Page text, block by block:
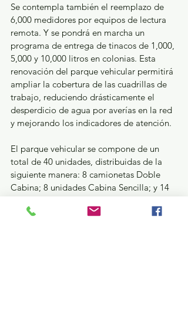
Se contempla también el reemplazo de
6,000 medidores por equipos de lectura
remota. Y se pondrá en marcha un
programa de entrega de tinacos de 1,000,
5,000 y 10,000 litros en colonias. Esta
renovación del parque vehicular permitirá
ampliar la cobertura de las cuadrillas de
trabajo, reduciendo drásticamente el
desperdicio de agua por averías en la red
y mejorando los indicadores de atención.
El parque vehicular se compone de un
total de 40 unidades, distribuidas de la
siguiente manera: 8 camionetas Doble
Cabina; 8 unidades Cabina Sencilla; y 14
sumando además 3 camiones Redilas de